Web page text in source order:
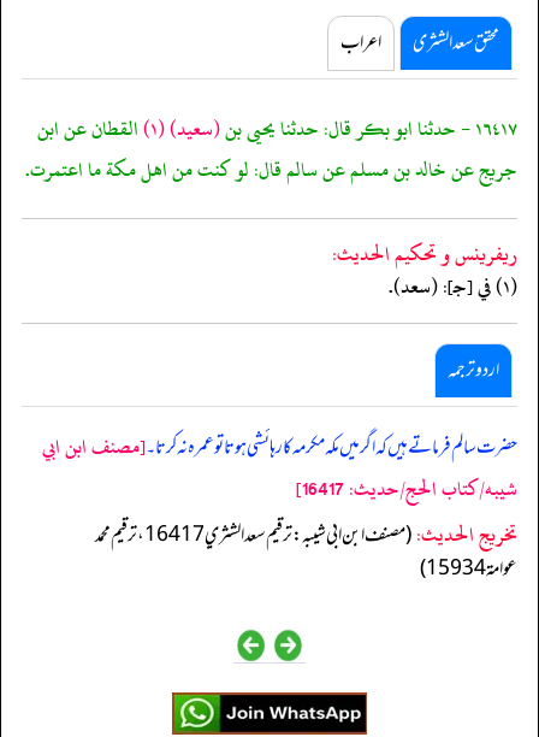
محقق سعد الشثری اعراب
١٦٤١٧ - حدثنا ابو بكر قال: حدثنا يحيى بن (سعيد)(١) القطان عن ابن
جريج عن خالد بن مسلم عن سالم قال: لو كنت من اهل مكة ما اعتمرت.
ريفرينس و تحكيم الحدیث:
(١) في [جـ]: (سعد).
اردو ترجمہ
حضرت سالم فرماتے ہیں کہ اگر میں مکہ مکرمہ کا رہائشی ہوتا تو عمرہ نہ کرتا۔[مصنف ابن ابي
شيبه/كتاب الحج/حدیث: 16417]
تخریج الحدیث:
(مصنف ابن ابي شيبه: ترقيم سعد الشثري 16417، ترقيم محمد
عوامة 15934)